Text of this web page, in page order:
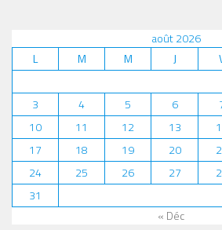
août 2026
L
M M J
3
4 5 6
10
11 12 13
17
18 19 20
24
25 26 27
31
« Déc